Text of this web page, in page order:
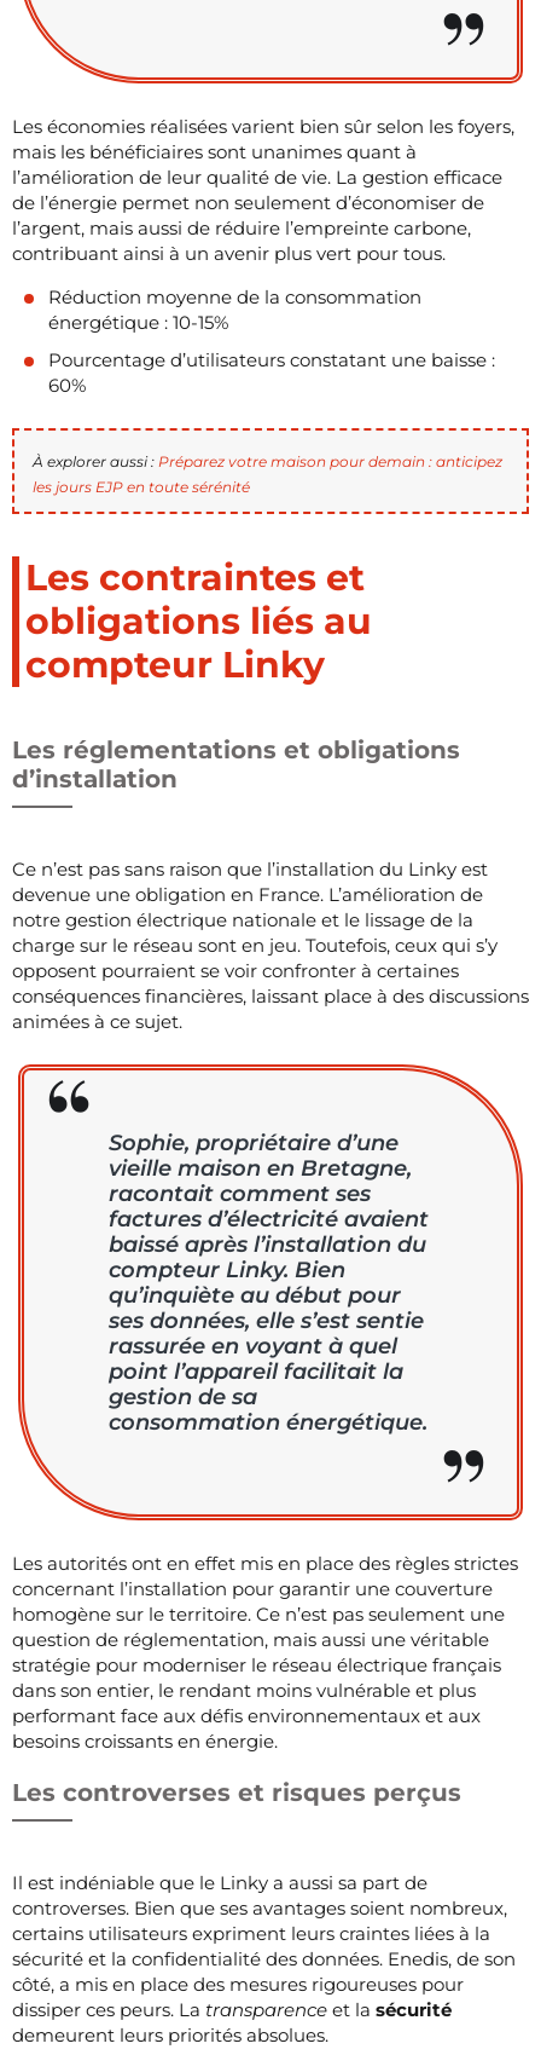
Les économies réalisées varient bien sûr selon les foyers,
mais les bénéficiaires sont unanimes quant à
l’amélioration de leur qualité de vie. La gestion efficace
de l’énergie permet non seulement d’économiser de
l’argent, mais aussi de réduire l’empreinte carbone,
contribuant ainsi à un avenir plus vert pour tous.
Réduction moyenne de la consommation
énergétique : 10-15%
Pourcentage d’utilisateurs constatant une baisse :
60%
À explorer aussi : Préparez votre maison pour demain : anticipez
les jours EJP en toute sérénité
Les contraintes et
obligations liés au
compteur Linky
Les réglementations et obligations
d’installation
Ce n’est pas sans raison que l’installation du Linky est
devenue une obligation en France. L’amélioration de
notre gestion électrique nationale et le lissage de la
charge sur le réseau sont en jeu. Toutefois, ceux qui s’y
opposent pourraient se voir confronter à certaines
conséquences financières, laissant place à des discussions
animées à ce sujet.
Sophie, propriétaire d’une
vieille maison en Bretagne,
racontait comment ses
factures d’électricité avaient
baissé après l’installation du
compteur Linky. Bien
qu’inquiète au début pour
ses données, elle s’est sentie
rassurée en voyant à quel
point l’appareil facilitait la
gestion de sa
consommation énergétique.
Les autorités ont en effet mis en place des règles strictes
concernant l’installation pour garantir une couverture
homogène sur le territoire. Ce n’est pas seulement une
question de réglementation, mais aussi une véritable
stratégie pour moderniser le réseau électrique français
dans son entier, le rendant moins vulnérable et plus
performant face aux défis environnementaux et aux
besoins croissants en énergie.
Les controverses et risques perçus
Il est indéniable que le Linky a aussi sa part de
controverses. Bien que ses avantages soient nombreux,
certains utilisateurs expriment leurs craintes liées à la
sécurité et la confidentialité des données. Enedis, de son
côté, a mis en place des mesures rigoureuses pour
dissiper ces peurs. La transparence et la sécurité
demeurent leurs priorités absolues.